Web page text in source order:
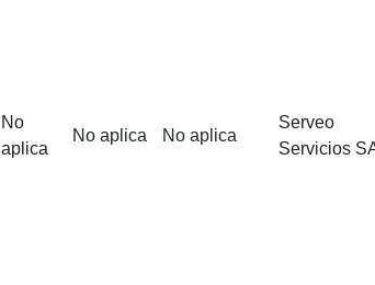
No
aplica
No aplica No aplica
Serveo
Servicios